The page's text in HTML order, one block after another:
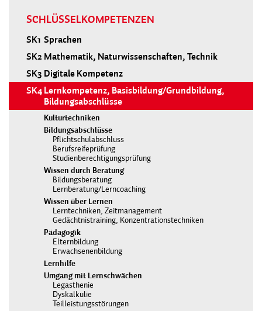
SCHLÜSSELKOMPETENZEN
SK1 Sprachen
SK2 Mathematik, Naturwissenschaften, Technik
SK3 Digitale Kompetenz
SK4 Lernkompetenz, Basisbildung/Grundbildung,
Bildungsabschlüsse
Kulturtechniken
Bildungsabschlüsse
Pflichtschulabschluss
Berufsreifeprüfung
Studienberechtigungsprüfung
Wissen durch Beratung
Bildungsberatung
Lernberatung/Lerncoaching
Wissen über Lernen
Lerntechniken, Zeitmanagement
Gedächtnistraining, Konzentrationstechniken
Pädagogik
Elternbildung
Erwachsenenbildung
Lernhilfe
Umgang mit Lernschwächen
Legasthenie
Dyskalkulie
Teilleistungsstörungen